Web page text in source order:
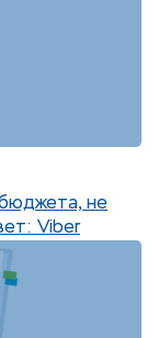
не
Viber